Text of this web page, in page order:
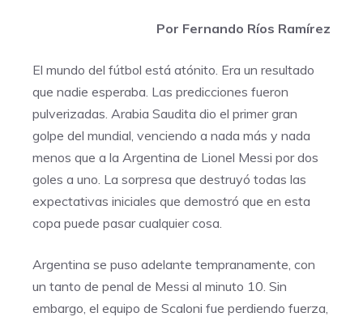
Por Fernando Ríos Ramírez
El mundo del fútbol está atónito. Era un resultado
que nadie esperaba. Las predicciones fueron
pulverizadas. Arabia Saudita dio el primer gran
golpe del mundial, venciendo a nada más y nada
menos que a la Argentina de Lionel Messi por dos
goles a uno. La sorpresa que destruyó todas las
expectativas iniciales que demostró que en esta
copa puede pasar cualquier cosa.
Argentina se puso adelante tempranamente, con
un tanto de penal de Messi al minuto 10. Sin
embargo, el equipo de Scaloni fue perdiendo fuerza,